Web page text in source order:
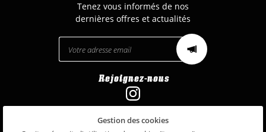
Tenez vous informés de nos
dernières offres et actualités
Rejoignez-nous
Mentions Légales
Gestion des cookies